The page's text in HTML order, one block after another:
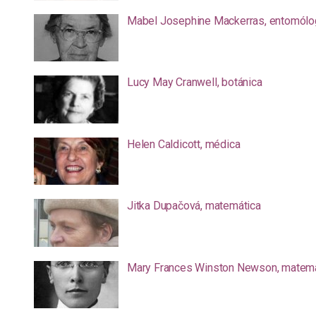
Mabel Josephine Mackerras,
Lucy May Cranwell, botánica
Helen Caldicott, médica
Jitka Dupačová, matemática
Mary Frances Winston Newson,